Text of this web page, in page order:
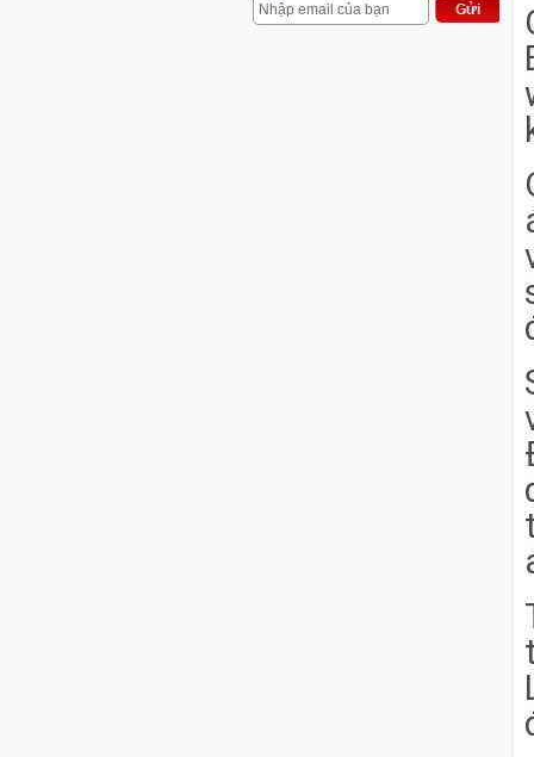
Nhập email của bạn